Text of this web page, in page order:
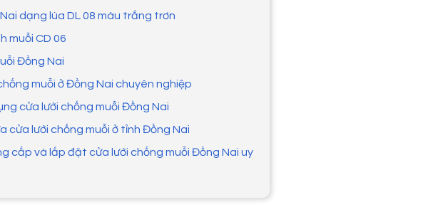
dạng lùa DL 08 màu trắng trơn
muỗi CD 06
Đồng Nai
muỗi ở Đồng Nai chuyên nghiệp
cửa lưới chống muỗi Đồng Nai
cửa lưới chống muỗi ở tỉnh Đồng Nai
cấp và lắp đặt cửa lưới chống muỗi Đồng Nai uy